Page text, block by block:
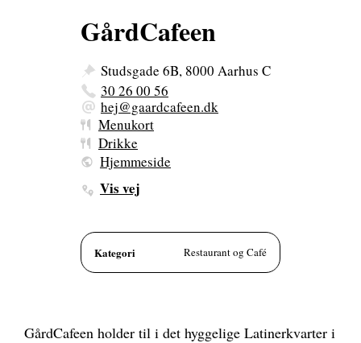
GårdCafeen
Studsgade 6B, 8000 Aarhus C
30 26 00 56
hej@gaardcafeen.dk
Menukort
Drikke
Hjemmeside
Vis vej
Kategori Restaurant og Café
GårdCafeen holder til i det hyggelige Latinerkvarter i